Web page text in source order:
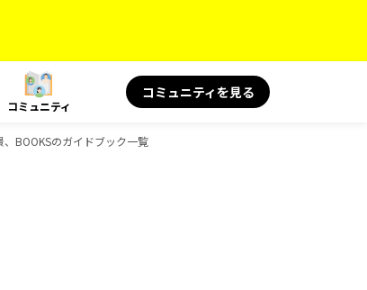
コミュニティ
コミュニティを見る
BOOKSのガイドブック一覧